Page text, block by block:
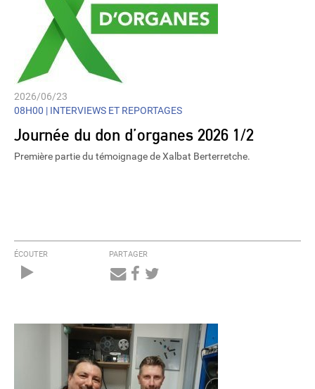
2026/06/23
08H00 | INTERVIEWS ET REPORTAGES
Journée du don d’organes 2026 1/2
Première partie du témoignage de Xalbat Berterretche.
ÉCOUTER PARTAGER